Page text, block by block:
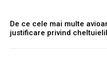
De ce cele mai multe
justificare privind